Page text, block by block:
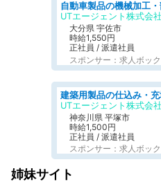
大分県 宇佐市
時給1,550円
正社員 / 派遣社員
スポンサー：求人ボッ
神奈川県 平塚市
時給1,500円
正社員 / 派遣社員
スポンサー：求人ボッ
姉妹サイト